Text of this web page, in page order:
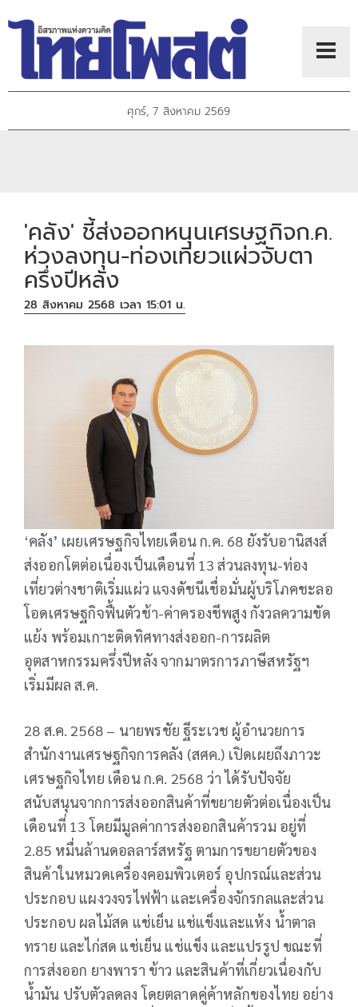
ศุกร์, 7 สิงหาคม 2569
'คลัง' ชี้ส่งออกหนุนเศรษฐกิจก.ค.
ห่วงลงทุน-ท่องเที่ยวแผ่วจับตา
ครึ่งปีหลัง
28 สิงหาคม 2568 เวลา 15:01 น.
‘คลัง’ เผยเศรษฐกิจไทยเดือน ก.ค. 68 ยังรับอานิสงส์
ส่งออกโตต่อเนื่องเป็นเดือนที่ 13 ส่วนลงทุน-ท่อง
เที่ยวต่างชาติเริ่มแผ่ว แจงดัชนีเชื่อมั่นผู้บริโภคชะลอ
โอดเศรษฐกิจฟื้นตัวช้า-ค่าครองชีพสูง กังวลความขัด
แย้ง พร้อมเกาะติดทิศทางส่งออก-การผลิต
อุตสาหกรรมครึ่งปีหลัง จากมาตรการภาษีสหรัฐฯ
เริ่มมีผล ส.ค.
28 ส.ค. 2568 – นายพรชัย ฐีระเวช ผู้อำนวยการ
สำนักงานเศรษฐกิจการคลัง (สศค.) เปิดเผยถึงภาวะ
เศรษฐกิจไทย เดือน ก.ค. 2568 ว่า ได้รับปัจจัย
สนับสนุนจากการส่งออกสินค้าที่ขยายตัวต่อเนื่องเป็น
เดือนที่ 13 โดยมีมูลค่าการส่งออกสินค้ารวม อยู่ที่
2.85 หมื่นล้านดอลลาร์สหรัฐ ตามการขยายตัวของ
สินค้าในหมวดเครื่องคอมพิวเตอร์ อุปกรณ์และส่วน
ประกอบ แผงวงจรไฟฟ้า และเครื่องจักรกลและส่วน
ประกอบ ผลไม้สด แช่เย็น แช่แข็งและแห้ง น้ำตาล
ทราย และไก่สด แช่เย็น แช่แข็ง และแปรรูป ขณะที่
การส่งออก ยางพารา ข้าว และสินค้าที่เกี่ยวเนื่องกับ
น้ำมัน ปรับตัวลดลง โดยตลาดคู่ค้าหลักของไทย อย่าง